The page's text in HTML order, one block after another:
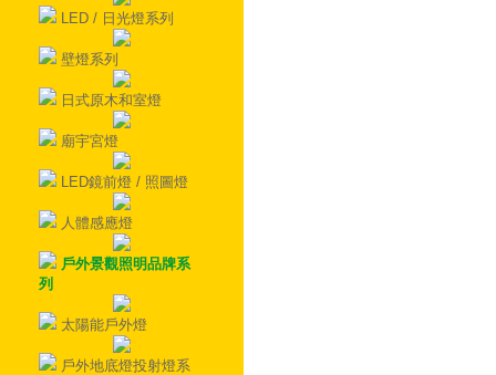
LED / 日光燈系列
壁燈系列
日式原木和室燈
廟宇宮燈
LED鏡前燈 / 照圖燈
人體感應燈
戶外景觀照明品牌系
列
太陽能戶外燈
戶外地底燈投射燈系